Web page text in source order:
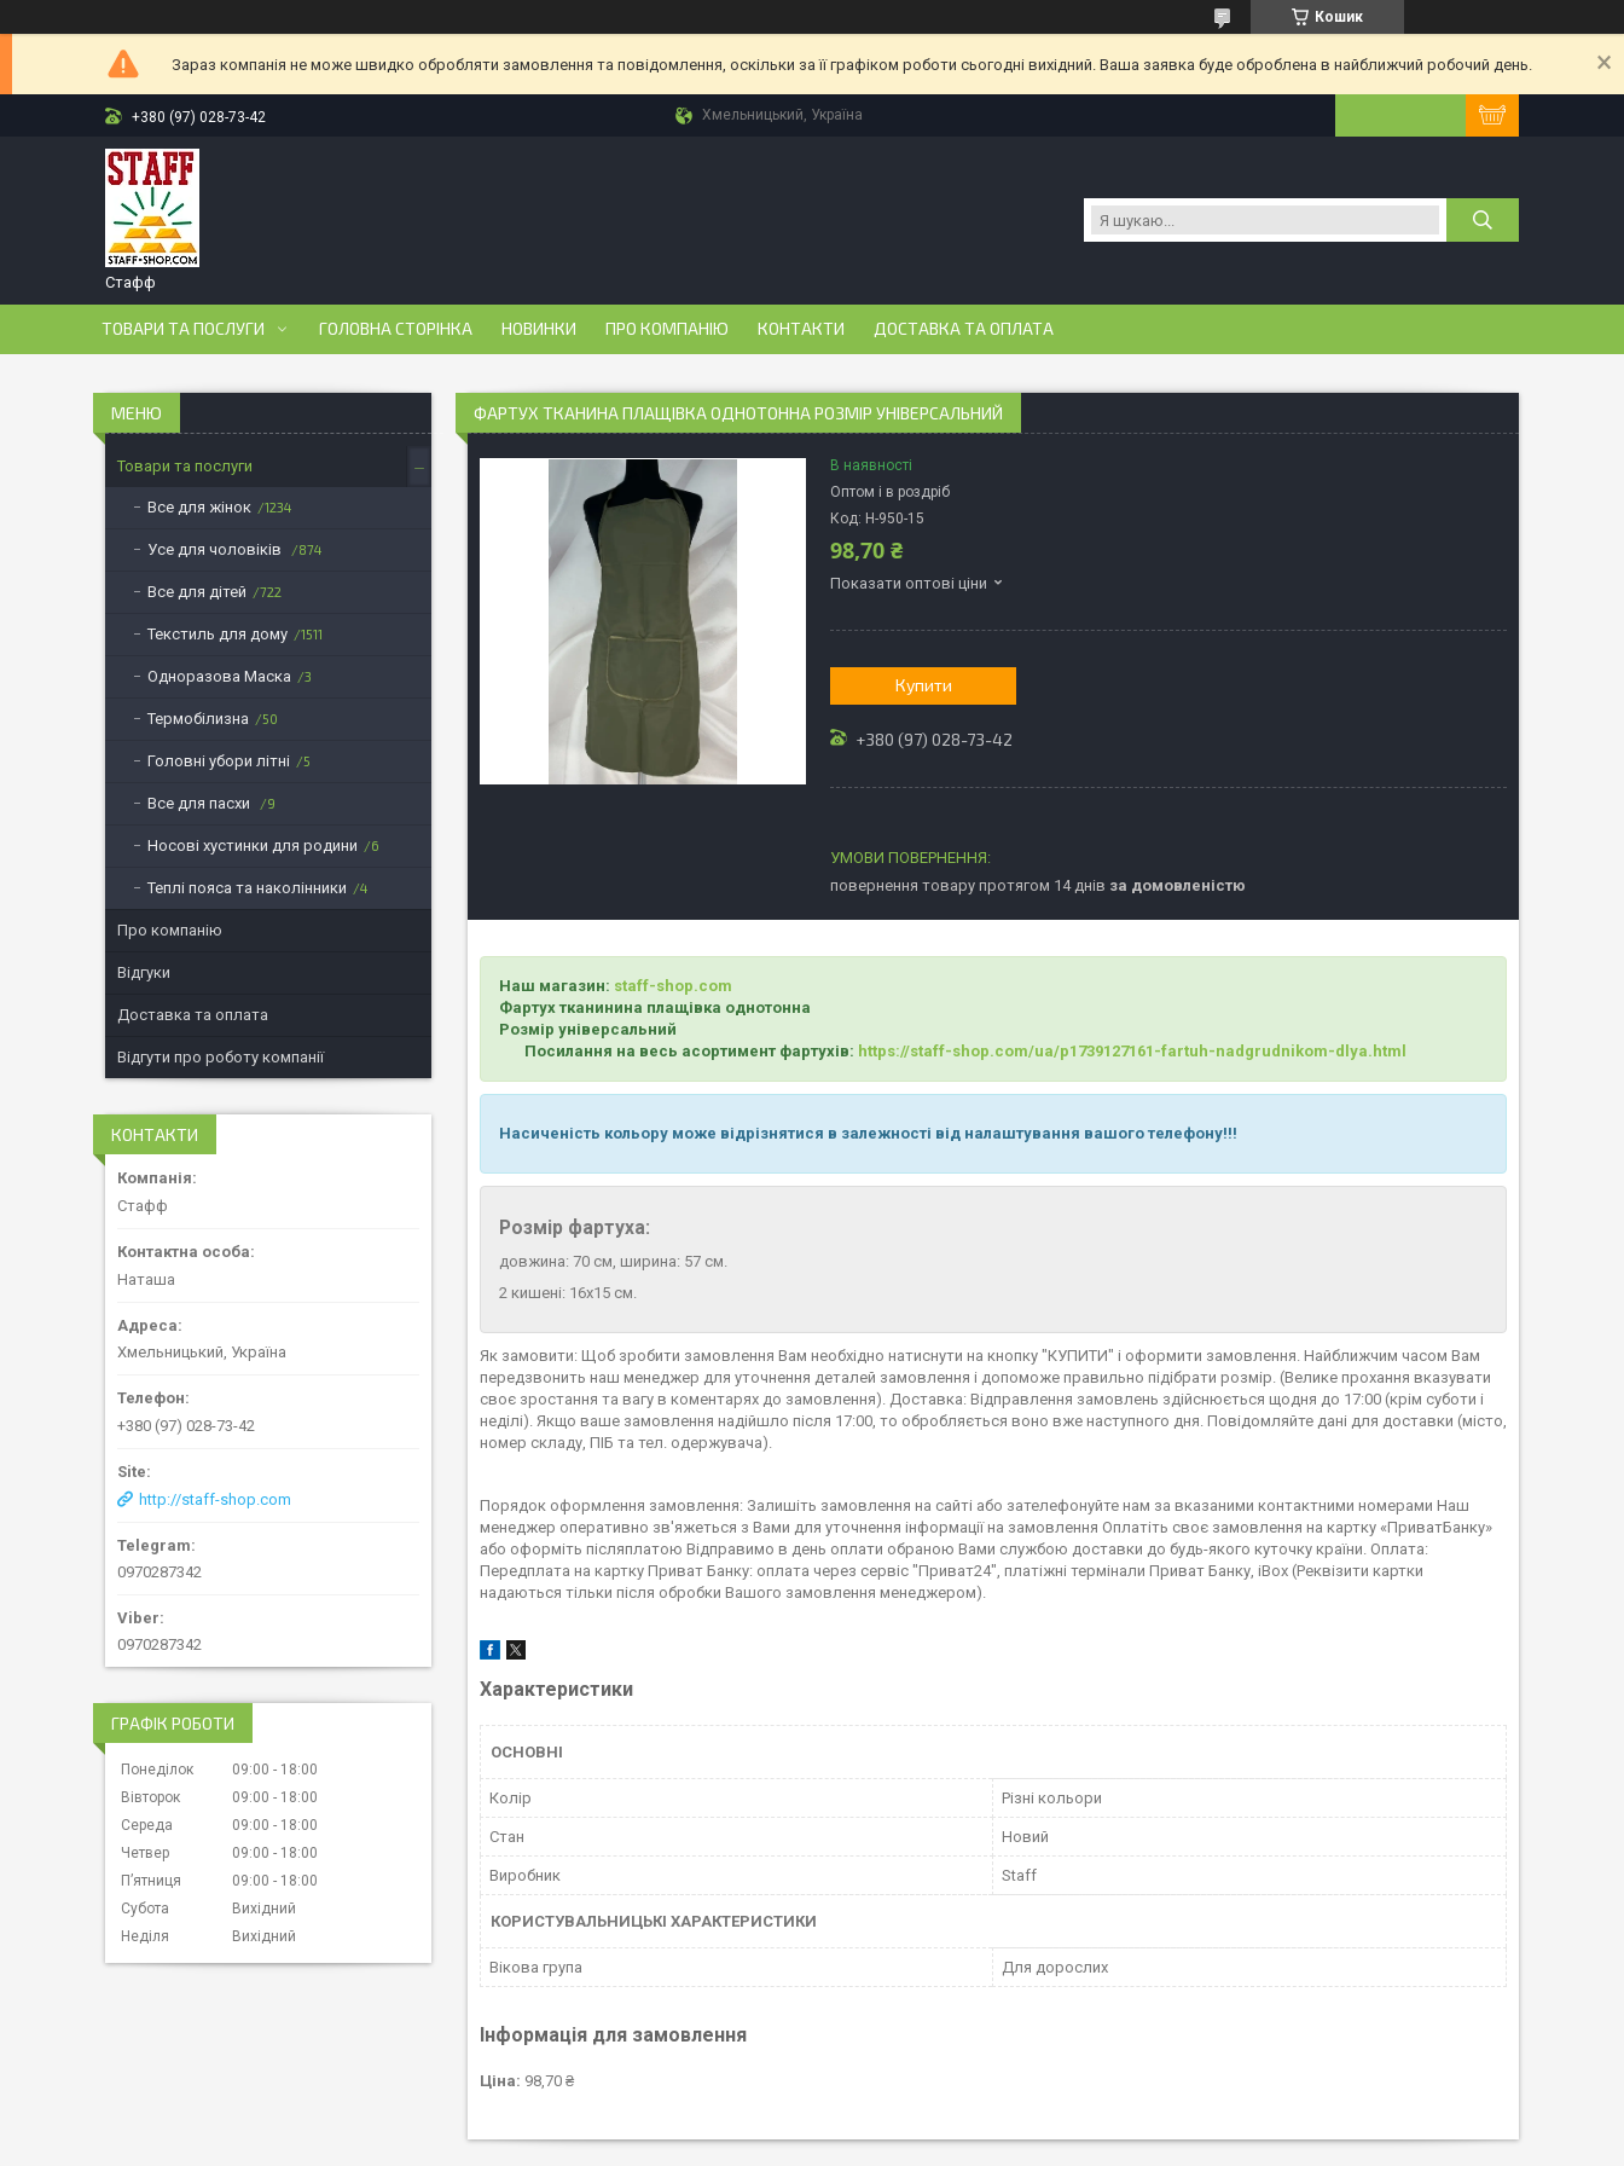
Кошик
Зараз компанія не може швидко обробляти замовлення та повідомлення, оскільки за її графіком роботи сьогодні вихідний. Ваша заявка буде оброблена в найближчий робочий день.
+380 (97) 028-73-42 Хмельницький, Україна
Стафф
ТОВАРИ ТА ПОСЛУГИ ГОЛОВНА СТОРІНКА НОВИНКИ ПРО КОМПАНІЮ КОНТАКТИ ДОСТАВКА ТА ОПЛАТА
ФАРТУХ ТКАНИНА ПЛАЩІВКА ОДНОТОННА РОЗМІР УНІВЕРСАЛЬНИЙ
В наявності
Оптом і в роздріб
Код: Н-950-15
98,70 ₴
Показати оптові ціни
Купити
+380 (97) 028-73-42
повернення товару протягом 14 днів за домовленістю
Наш магазин: staff-shop.com
Фартух тканинина плащівка однотонна
Розмір універсальний
Посилання на весь асортимент фартухів: https://staff-shop.com/ua/p1739127161-fartuh-nadgrudnikom-dlya.html
Насиченість кольору може відрізнятися в залежності від налаштування вашого телефону!!!
Розмір фартуха:
довжина: 70 см, ширина: 57 см.
2 кишені: 16х15 см.
Як замовити: Щоб зробити замовлення Вам необхідно натиснути на кнопку "КУПИТИ" і оформити замовлення. Найближчим часом Вам
передзвонить наш менеджер для уточнення деталей замовлення і допоможе правильно підібрати розмір. (Велике прохання вказувати
своє зростання та вагу в коментарях до замовлення). Доставка: Відправлення замовлень здійснюється щодня до 17:00 (крім суботи і
неділі). Якщо ваше замовлення надійшло після 17:00, то обробляється воно вже наступного дня. Повідомляйте дані для доставки (місто,
номер складу, ПІБ та тел. одержувача).
Порядок оформлення замовлення: Залишіть замовлення на сайті або зателефонуйте нам за вказаними контактними номерами Наш
менеджер оперативно зв'яжеться з Вами для уточнення інформації на замовлення Оплатіть своє замовлення на картку «ПриватБанку»
або оформіть післяплатою Відправимо в день оплати обраною Вами службою доставки до будь-якого куточку країни. Оплата:
Передплата на картку Приват Банку: оплата через сервіс "Приват24", платіжні термінали Приват Банку, iBox (Реквізити картки
надаються тільки після обробки Вашого замовлення менеджером).
Характеристики
ОСНОВНІ
Колір Різні кольори
Стан Новий
Виробник Staff
КОРИСТУВАЛЬНИЦЬКІ ХАРАКТЕРИСТИКИ
Вікова група Для дорослих
Інформація для замовлення
Ціна: 98,70 ₴
Товари та послуги
Все для жінок 1234
Усе для чоловіків 874
Все для дітей 722
Текстиль для дому 1511
Одноразова Маска 3
Термобілизна 50
Головні убори літні 5
Все для пасхи 9
Носові хустинки для родини 6
Теплі пояса та наколінники 4
Про компанію
Відгуки
Доставка та оплата
Відгути про роботу компанії
КОНТАКТИ
Стафф
Наташа
Хмельницький, Україна
+380 (97) 028-73-42
http://staff-shop.com
0970287342
0970287342
ГРАФІК РОБОТИ
Понеділок 09:00
18:00
Вівторок
09:00
18:00
Середа
09:00
18:00
Четвер
09:00
18:00
Пʼятниця
09:00
18:00
Субота
Вихідний
Неділя
Вихідний